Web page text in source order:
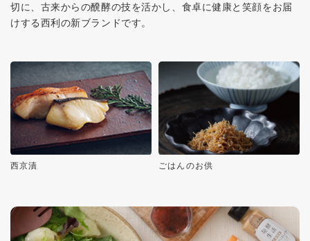
切に、古来からの醗酵の技を活かし、食卓に健康と笑顔をお届
けする西利の新ブランドです。
西京漬 ごはんのお供